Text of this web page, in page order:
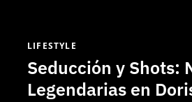
LIFESTYLE
Seducción y Shots:
Legendarias en